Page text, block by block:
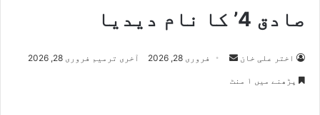
صادق 4’ کا نام دیدیا
اختر علی خان
Send فروری 28, 2026 آخری ترمیم فروری 28, 2026
پڑھنے میں ۱ منٹ